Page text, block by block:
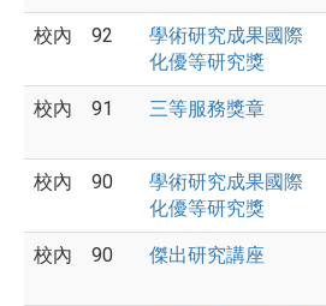
校內 92
學術研究成果國際
化優等研究獎
校內 91 三等服務獎章
校內 90
學術研究成果國際
化優等研究獎
校內 90 傑出研究講座